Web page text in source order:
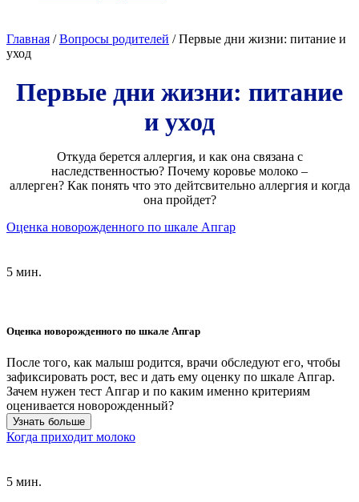
Главная /Вопросы родителей /Первые дни жизни: питание и
уход
Первые дни жизни: питание
и уход
Откуда берется аллергия, и как она связана с
наследственностью? Почему коровье молоко –
аллерген? Как понять что это дейтсвительно аллергия и когда
она пройдет?
Оценка новорожденного по шкале Апгар
5 мин.
Оценка новорожденного по шкале Апгар
После того, как малыш родится, врачи обследуют его, чтобы
зафиксировать рост, вес и дать ему оценку по шкале Апгар.
Зачем нужен тест Апгар и по каким именно критериям
оценивается новорожденный?
Узнать больше
Когда приходит молоко
5 мин.